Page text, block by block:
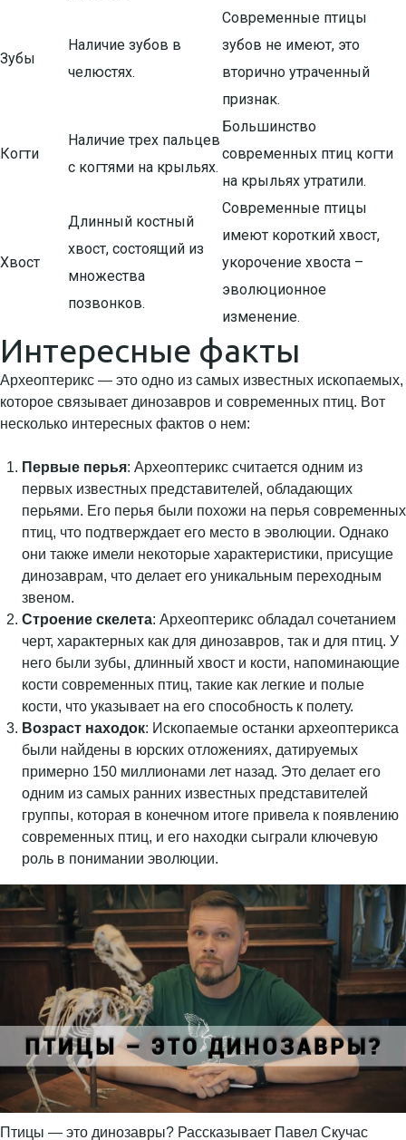
Зубы
Наличие зубов в
челюстях.
Современные птицы
зубов не имеют, это
вторично утраченный
признак.
Когти
Наличие трех пальцев
с когтями на крыльях.
Большинство
современных птиц когти
на крыльях утратили.
Хвост
Длинный костный
хвост, состоящий из
множества
позвонков.
Современные птицы
имеют короткий хвост,
укорочение хвоста –
эволюционное
изменение.
Интересные факты
Археоптерикс — это одно из самых известных ископаемых,
которое связывает динозавров и современных птиц. Вот
несколько интересных фактов о нем:
Первые перья: Археоптерикс считается одним из
первых известных представителей, обладающих
перьями. Его перья были похожи на перья современных
птиц, что подтверждает его место в эволюции. Однако
они также имели некоторые характеристики, присущие
динозаврам, что делает его уникальным переходным
звеном.
Строение скелета: Археоптерикс обладал сочетанием
черт, характерных как для динозавров, так и для птиц. У
него были зубы, длинный хвост и кости, напоминающие
кости современных птиц, такие как легкие и полые
кости, что указывает на его способность к полету.
Возраст находок: Ископаемые останки археоптерикса
были найдены в юрских отложениях, датируемых
примерно 150 миллионами лет назад. Это делает его
одним из самых ранних известных представителей
группы, которая в конечном итоге привела к появлению
современных птиц, и его находки сыграли ключевую
роль в понимании эволюции.
Птицы — это динозавры? Рассказывает Павел Скучас